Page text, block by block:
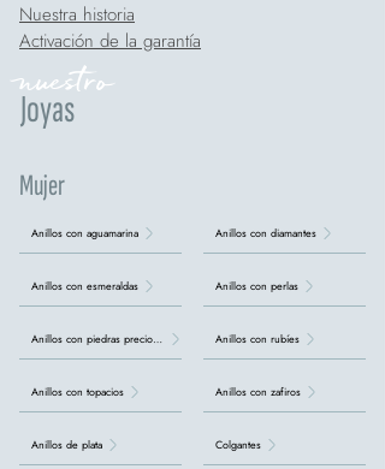
Nuestra historia
Activación de la garantía
nuestro
Joyas
Mujer
Anillos con aguamarina
Anillos con esmeraldas
Anillos con piedras preciosas
Anillos con topacios
Anillos de plata
Anillos con diamantes
Anillos con perlas
Anillos con rubíes
Anillos con zafiros
Colgantes